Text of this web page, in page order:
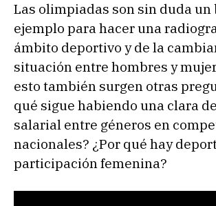
Las olimpiadas son sin duda un
ejemplo para hacer una
ámbito deportivo y de la
situación entre hombres y
esto también surgen otras
qué sigue habiendo una clara
salarial entre géneros en
nacionales? ¿Por qué hay
participación femenina?